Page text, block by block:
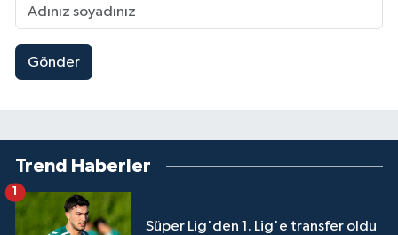
Gönder
Trend Haberler
Süper Lig'den 1. Lig'e transfer oldu
1